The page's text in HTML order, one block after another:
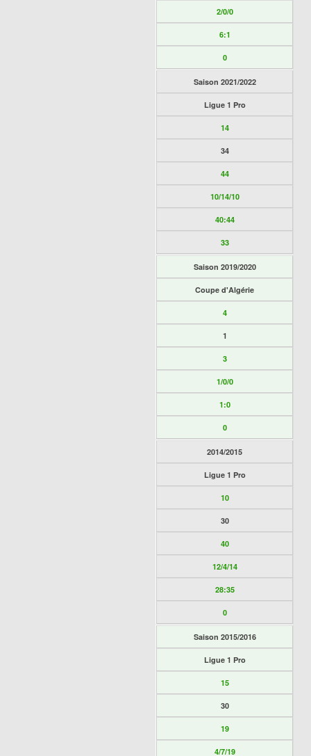
2/0/0
6:1
0
Saison 2021/2022
Ligue 1 Pro
14
34
44
10/14/10
40:44
33
Saison 2019/2020
Coupe d'Algérie
4
1
3
1/0/0
1:0
0
2014/2015
Ligue 1 Pro
10
30
40
12/4/14
28:35
0
Saison 2015/2016
Ligue 1 Pro
15
30
19
4/7/19